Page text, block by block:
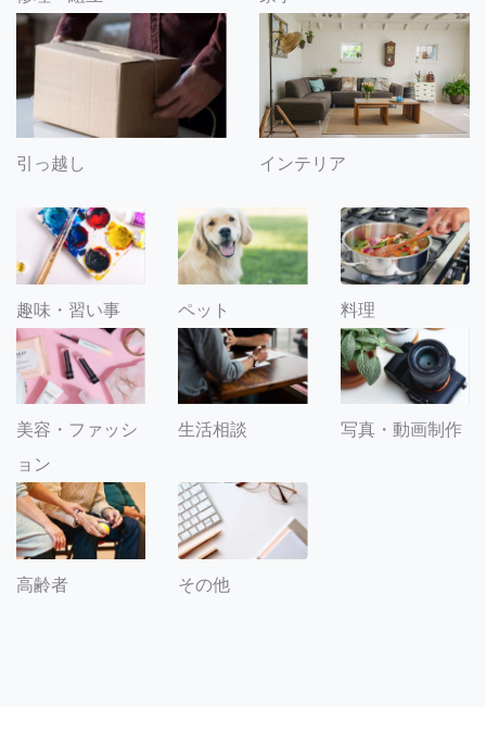
引っ越し インテリア
趣味・習い事 ペット 料理
美容・ファッシ
ョン
生活相談 写真・動画制作
高齢者 その他